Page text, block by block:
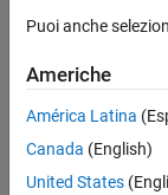
my
student
Matlab
version
to use
Puoi anche
Americhe
América Latina
Canada (English)
United States